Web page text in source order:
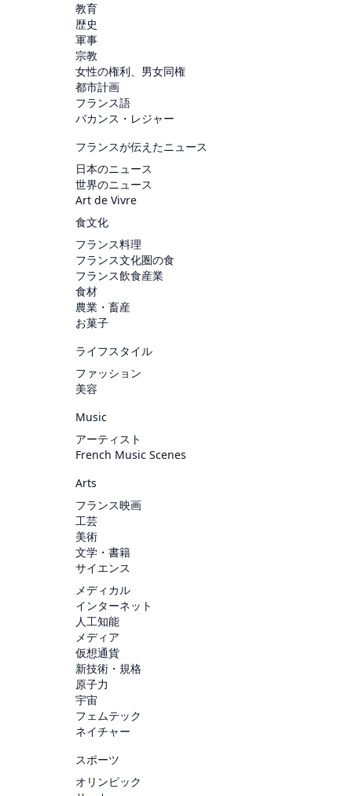
教育
歴史
軍事
宗教
女性の権利、男女同権
都市計画
フランス語
バカンス・レジャー
フランスが伝えたニュース
日本のニュース
世界のニュース
Art de Vivre
食文化
フランス料理
フランス文化圏の食
フランス飲食産業
食材
農業・畜産
お菓子
ライフスタイル
ファッション
美容
Music
アーティスト
French Music Scenes
Arts
フランス映画
工芸
美術
文学・書籍
サイエンス
メディカル
インターネット
人工知能
メディア
仮想通貨
新技術・規格
原子力
宇宙
フェムテック
ネイチャー
スポーツ
オリンピック